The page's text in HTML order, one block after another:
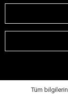
Tüm